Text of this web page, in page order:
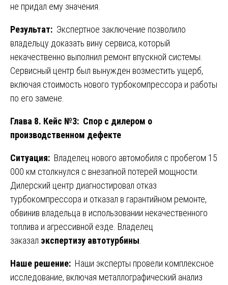
не придал ему значения.
Результат: Экспертное заключение позволило
владельцу доказать вину сервиса, который
некачественно выполнил ремонт впускной системы.
Сервисный центр был вынужден возместить ущерб,
включая стоимость нового турбокомпрессора и работы
по его замене.
Глава 8. Кейс №3: Спор с дилером о
производственном дефекте
Ситуация: Владелец нового автомобиля с пробегом 15
000 км столкнулся с внезапной потерей мощности.
Дилерский центр диагностировал отказ
турбокомпрессора и отказал в гарантийном ремонте,
обвинив владельца в использовании некачественного
топлива и агрессивной езде. Владелец
заказал экспертизу автотурбины
Наше решение: Наши эксперты провели комплексное
исследование, включая металлографический анализ